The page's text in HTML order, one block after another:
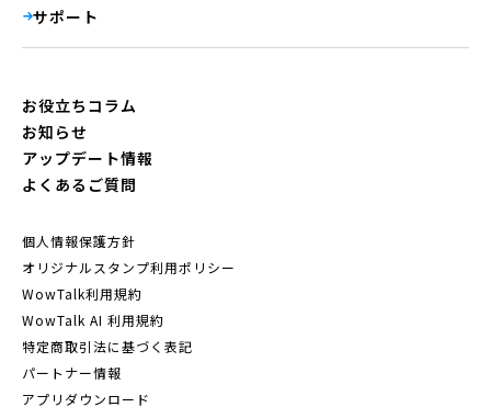
サポート
お役立ちコラム
お知らせ
アップデート情報
よくあるご質問
個人情報保護方針
オリジナルスタンプ利用ポリシー
WowTalk利用規約
WowTalk AI 利用規約
特定商取引法に基づく表記
パートナー情報
アプリダウンロード